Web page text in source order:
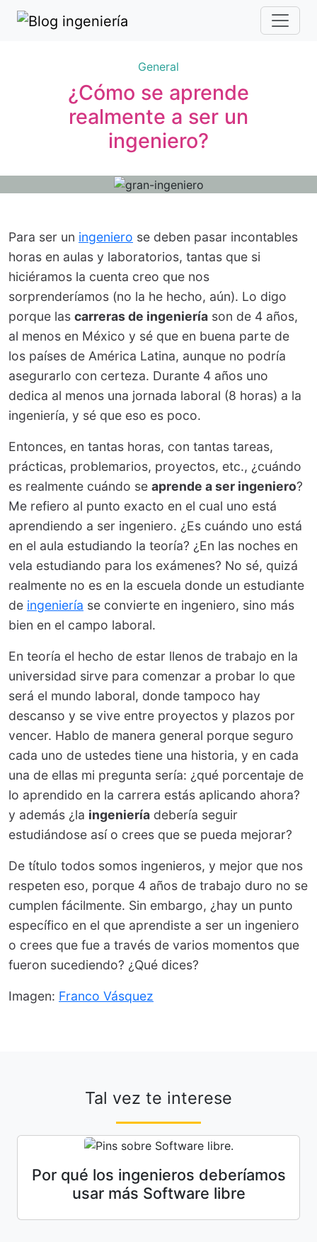
General
¿Cómo se aprende
realmente a ser un
ingeniero?
Para ser un ingeniero se deben pasar incontables
horas en aulas y laboratorios, tantas que si
hiciéramos la cuenta creo que nos
sorprenderíamos (no la he hecho, aún). Lo digo
porque las carreras de ingeniería son de 4 años,
al menos en México y sé que en buena parte de
los países de América Latina, aunque no podría
asegurarlo con certeza. Durante 4 años uno
dedica al menos una jornada laboral (8 horas) a la
ingeniería, y sé que eso es poco.
Entonces, en tantas horas, con tantas tareas,
prácticas, problemarios, proyectos, etc., ¿cuándo
es realmente cuándo se aprende a ser ingeniero?
Me refiero al punto exacto en el cual uno está
aprendiendo a ser ingeniero. ¿Es cuándo uno está
en el aula estudiando la teoría? ¿En las noches en
vela estudiando para los exámenes? No sé, quizá
realmente no es en la escuela donde un estudiante
de ingeniería se convierte en ingeniero, sino más
bien en el campo laboral.
En teoría el hecho de estar llenos de trabajo en la
universidad sirve para comenzar a probar lo que
será el mundo laboral, donde tampoco hay
descanso y se vive entre proyectos y plazos por
vencer. Hablo de manera general porque seguro
cada uno de ustedes tiene una historia, y en cada
una de ellas mi pregunta sería: ¿qué porcentaje de
lo aprendido en la carrera estás aplicando ahora?
y además ¿la ingeniería debería seguir
estudiándose así o crees que se pueda mejorar?
De título todos somos ingenieros, y mejor que nos
respeten eso, porque 4 años de trabajo duro no se
cumplen fácilmente. Sin embargo, ¿hay un punto
específico en el que aprendiste a ser un ingeniero
o crees que fue a través de varios momentos que
fueron sucediendo? ¿Qué dices?
Imagen: Franco Vásquez
Tal vez te interese
Por qué los ingenieros deberíamos
usar más Software libre